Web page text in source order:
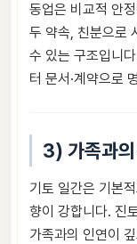
동업은 비교적 안
두 약속, 친분으로
수 있는 구조입니
터 문서·계약으로
3) 가족과
기토 일간은 기본
향이 강합니다. 진
가족과의 인연이